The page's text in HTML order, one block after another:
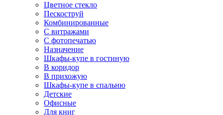
Цветное стекло
Пескоструй
Комбинированные
С витражами
С фотопечатью
Назначение
Шкафы-купе в гостиную
В коридор
В прихожую
Шкафы-купе в спальню
Детские
Офисные
Для книг